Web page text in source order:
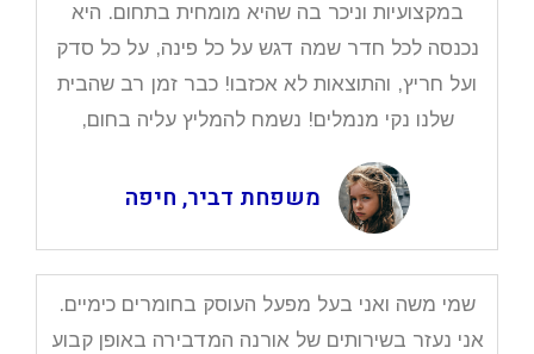
במקצועיות וניכר בה שהיא מומחית בתחום. היא
נכנסה לכל חדר שמה דגש על כל פינה, על כל סדק
ועל חריץ, והתוצאות לא אכזבו! כבר זמן רב שהבית
שלנו נקי מנמלים! נשמח להמליץ עליה בחום,
משפחת דביר, חיפה
שמי משה ואני בעל מפעל העוסק בחומרים כימיים.
אני נעזר בשירותים של אורנה המדבירה באופן קבוע